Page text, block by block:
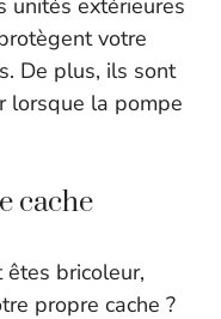
votre
De plus, ils sont
lorsque la pompe
cache
êtes bricoleur,
propre cache ?